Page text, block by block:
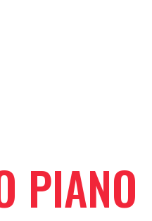
PIANO